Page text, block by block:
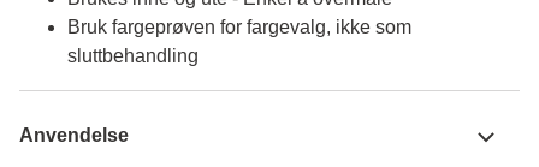
Bruk fargeprøven for fargevalg, ikke som
sluttbehandling
Anvendelse